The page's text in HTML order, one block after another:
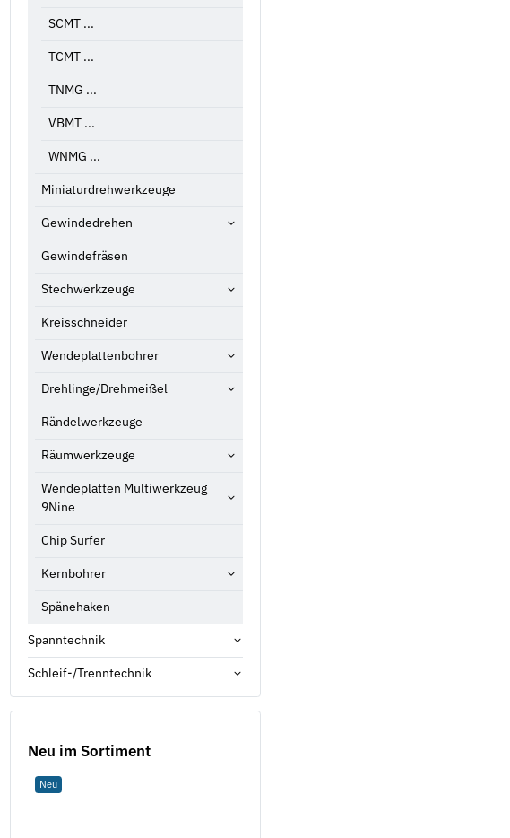
SCMT ...
TCMT ...
TNMG ...
VBMT ...
WNMG ...
Miniaturdrehwerkzeuge
Gewindedrehen
Gewindefräsen
Stechwerkzeuge
Kreisschneider
Wendeplattenbohrer
Drehlinge/Drehmeißel
Rändelwerkzeuge
Räumwerkzeuge
Wendeplatten Multiwerkzeug
9Nine
Chip Surfer
Kernbohrer
Spänehaken
Spanntechnik
Schleif-/Trenntechnik
Neu im Sortiment
Neu